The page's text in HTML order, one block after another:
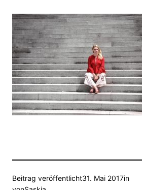
Beitrag veröffentlicht31. Mai 2017in